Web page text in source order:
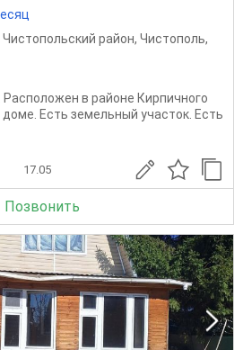
Чистопольский район, Чистополь,
в районе Кирпичного
Есть земельный участок. Есть
17.05
Позвонить